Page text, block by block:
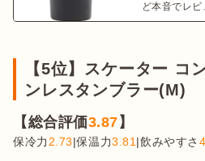
ど本音でレビ
【5位】スケーター コ
ンレスタンブラー(M)
【総合評価3.87 】
保冷力2.73|保温力3.81|飲みやすさ